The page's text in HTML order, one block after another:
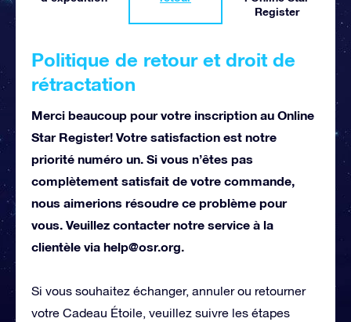
Register
Politique de retour et droit de
rétractation
Merci beaucoup pour votre inscription au Online
Star Register! Votre satisfaction est notre
priorité numéro un. Si vous n’êtes pas
complètement satisfait de votre commande,
nous aimerions résoudre ce problème pour
vous. Veuillez contacter notre service à la
clientèle via help@osr.org.
Si vous souhaitez échanger, annuler ou retourner
votre Cadeau Étoile, veuillez suivre les étapes